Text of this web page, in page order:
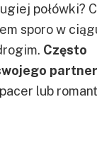
połówki?
sporo w
Często
lub